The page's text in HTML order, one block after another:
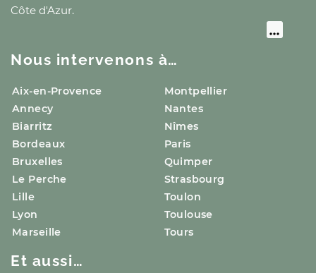
Côte d'Azur.
Nous intervenons à…
Aix-en-Provence
Annecy
Biarritz
Bordeaux
Bruxelles
Le Perche
Lille
Lyon
Marseille
Montpellier
Nantes
Nîmes
Paris
Quimper
Strasbourg
Toulon
Toulouse
Tours
Et aussi…